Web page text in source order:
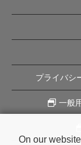
プライバシ
一般
On our